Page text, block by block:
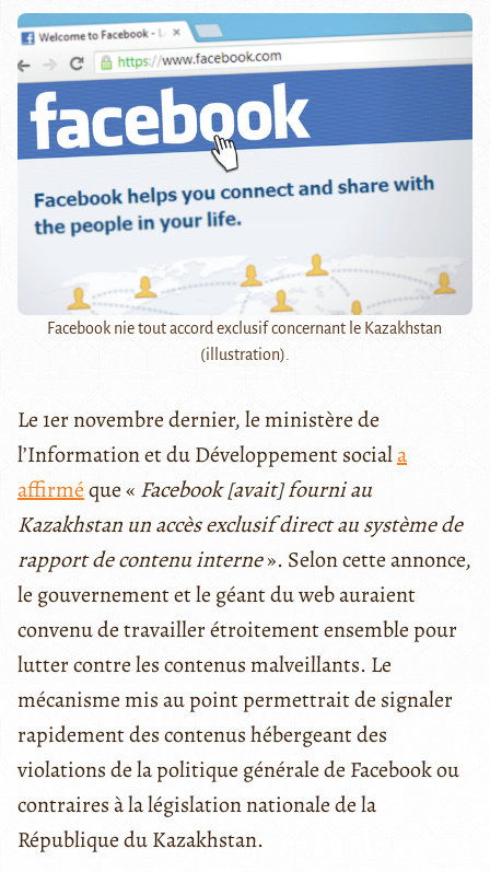
Facebook nie tout accord exclusif concernant le Kazakhstan
(illustration).
Le 1er novembre dernier, le ministère de
l’Information et du Développement sociala
affirméque « Facebook [avait] fourni au
Kazakhstan un accès exclusif direct au système de
rapport de contenu interne». Selon cette annonce,
le gouvernement et le géant du web auraient
convenu de travailler étroitement ensemble pour
lutter contre les contenus malveillants. Le
mécanisme mis au point permettrait de signaler
rapidement des contenus hébergeant des
violations de la politique générale de Facebook ou
contraires à la législation nationale de la
République du Kazakhstan.